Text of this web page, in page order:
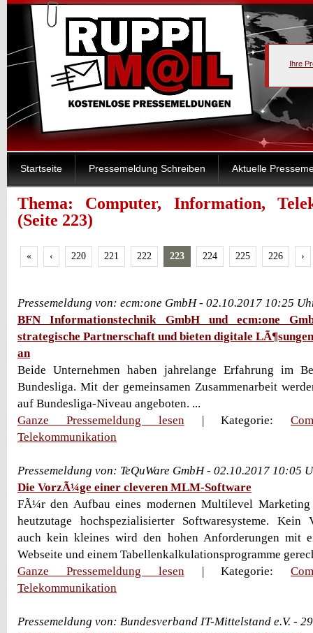
Ihre
Startseite Pressemeldung Schreiben Aktuelle
Thema: Computer, Information,
(Seite 223)
« ‹ 220 221 222 223 224 225 226 ›
Pressemeldung von: ecm:one GmbH - 02.10.2017 10:25
BFN Informationstechnik GmbH und ecm:one
strategische Partnerschaft und bieten digitale
an
Beide Unternehmen haben jahrelange Erfahrung im
Bundesliga. Mit der gemeinsamen Zusammenarbeit
auf Bundesliga-Niveau angeboten. ...
Ganze Pressemeldung lesen| Kategorie:
Telekommunikation
Pressemeldung von: TeQuWare GmbH - 02.10.2017 10:05
Die VorzÃ¼ge einer cleveren MLM-Software
FÃ¼r den Aufbau eines modernen Multilevel Marketing
heutzutage hochspezialisierter Softwaresysteme. Kein
auch kein kleines wird den hohen Anforderungen mit
Webseite und einem Tabellenkalkulationsprogramme
Ganze Pressemeldung lesen| Kategorie:
Telekommunikation
Pressemeldung von: Bundesverband IT-Mittelstand e.V. -